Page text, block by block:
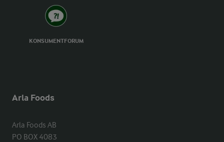
KONSUMENTFORUM
Arla Foods
Arla Foods AB
PO BOX 4083